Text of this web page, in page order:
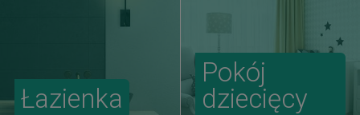
Łazienka
Pokój
dziecięcy